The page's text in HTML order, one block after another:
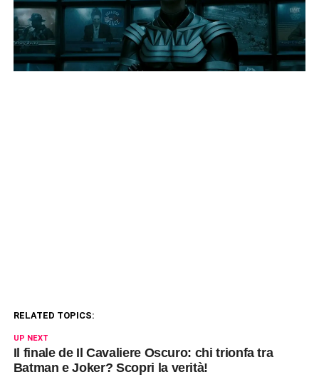
RELATED TOPICS:
UP NEXT
Il finale de Il Cavaliere Oscuro: chi trionfa tra
Batman e Joker? Scopri la verità!